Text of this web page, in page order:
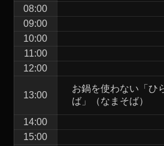
08:00
09:00
10:00
11:00
12:00
13:00
お鍋を使わない「ひ
ば」（なまそば）
14:00
15:00